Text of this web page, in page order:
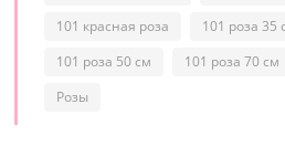
101 красная роза
101 роза 35
101 роза 50 см
101 роза 70 см
Розы